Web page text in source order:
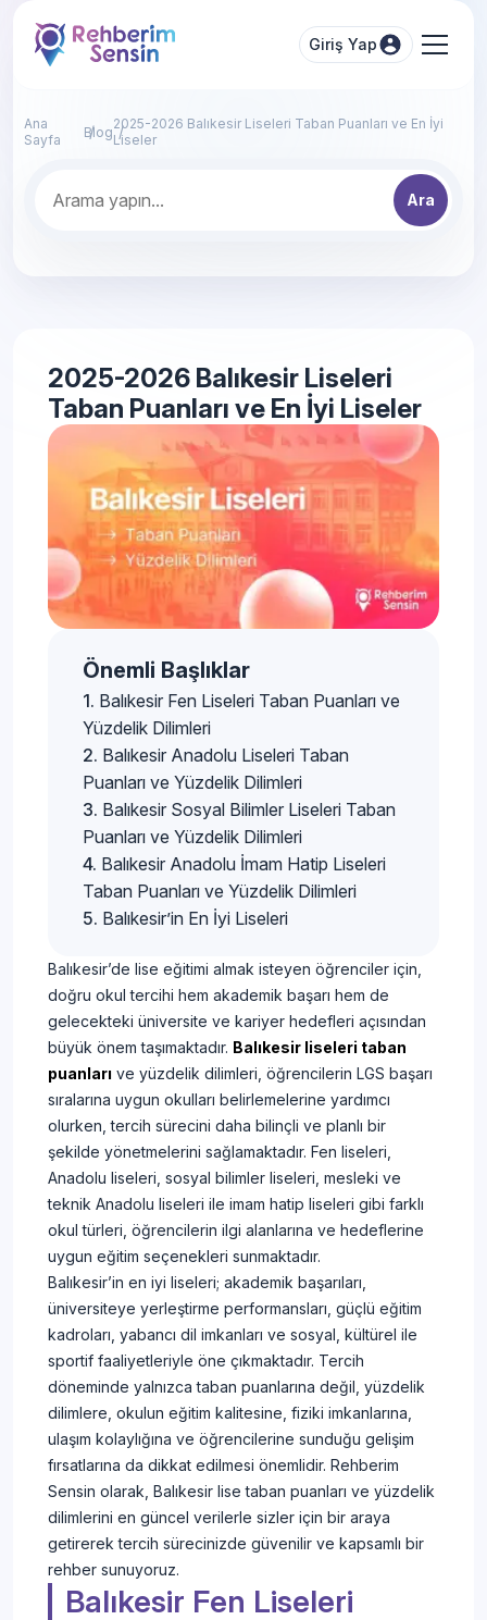
Giriş Yap
Ana
Sayfa
Blog2025-2026 Balıkesir Liseleri Taban Puanları ve En İyi
Liseler
Ara
2025-2026 Balıkesir Liseleri
Taban Puanları ve En İyi Liseler
Önemli Başlıklar
Balıkesir Fen Liseleri Taban Puanları ve
Yüzdelik Dilimleri
Balıkesir Anadolu Liseleri Taban
Puanları ve Yüzdelik Dilimleri
Balıkesir Sosyal Bilimler Liseleri Taban
Puanları ve Yüzdelik Dilimleri
Balıkesir Anadolu İmam Hatip Liseleri
Taban Puanları ve Yüzdelik Dilimleri
Balıkesir’in En İyi Liseleri
Balıkesir’de lise eğitimi almak isteyen öğrenciler için,
doğru okul tercihi hem akademik başarı hem de
gelecekteki üniversite ve kariyer hedefleri açısından
büyük önem taşımaktadır. Balıkesir liseleri taban
puanları ve yüzdelik dilimleri, öğrencilerin LGS başarı
sıralarına uygun okulları belirlemelerine yardımcı
olurken, tercih sürecini daha bilinçli ve planlı bir
şekilde yönetmelerini sağlamaktadır. Fen liseleri,
Anadolu liseleri, sosyal bilimler liseleri, mesleki ve
teknik Anadolu liseleri ile imam hatip liseleri gibi farklı
okul türleri, öğrencilerin ilgi alanlarına ve hedeflerine
uygun eğitim seçenekleri sunmaktadır.
Balıkesir’in en iyi liseleri; akademik başarıları,
üniversiteye yerleştirme performansları, güçlü eğitim
kadroları, yabancı dil imkanları ve sosyal, kültürel ile
sportif faaliyetleriyle öne çıkmaktadır. Tercih
döneminde yalnızca taban puanlarına değil, yüzdelik
dilimlere, okulun eğitim kalitesine, fiziki imkanlarına,
ulaşım kolaylığına ve öğrencilerine sunduğu gelişim
fırsatlarına da dikkat edilmesi önemlidir. Rehberim
Sensin olarak, Balıkesir lise taban puanları ve yüzdelik
dilimlerini en güncel verilerle sizler için bir araya
getirerek tercih sürecinizde güvenilir ve kapsamlı bir
rehber sunuyoruz.
Balıkesir Fen Liseleri